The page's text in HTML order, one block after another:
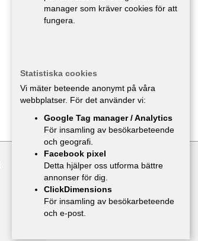
manager som kräver cookies för att
fungera.
Statistiska cookies
Vi mäter beteende anonymt på våra
webbplatser. För det använder vi:
Google Tag manager / Analytics
För insamling av besökarbeteende
och geografi.
Facebook pixel
Detta hjälper oss utforma bättre
annonser för dig.
ClickDimensions
För insamling av besökarbeteende
och e-post.